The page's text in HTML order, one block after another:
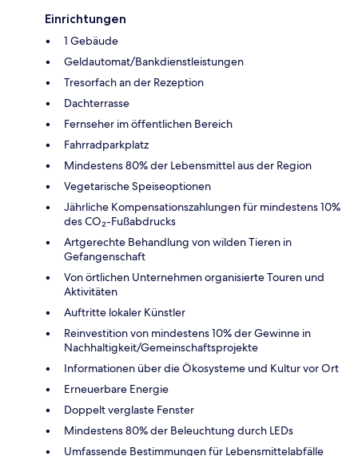
Einrichtungen
1 Gebäude
Geldautomat/Bankdienstleistungen
Tresorfach an der Rezeption
Dachterrasse
Fernseher im öffentlichen Bereich
Fahrradparkplatz
Mindestens 80% der Lebensmittel aus der Region
Vegetarische Speiseoptionen
Jährliche Kompensationszahlungen für mindestens 10%
des CO₂-Fußabdrucks
Artgerechte Behandlung von wilden Tieren in
Gefangenschaft
Von örtlichen Unternehmen organisierte Touren und
Aktivitäten
Auftritte lokaler Künstler
Reinvestition von mindestens 10% der Gewinne in
Nachhaltigkeit/Gemeinschaftsprojekte
Informationen über die Ökosysteme und Kultur vor Ort
Erneuerbare Energie
Doppelt verglaste Fenster
Mindestens 80% der Beleuchtung durch LEDs
Umfassende Bestimmungen für Lebensmittelabfälle